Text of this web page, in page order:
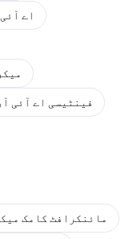
اے
اے آئی OC میکر
فینٹیسی اے آئی
مائنکرافٹ کامک